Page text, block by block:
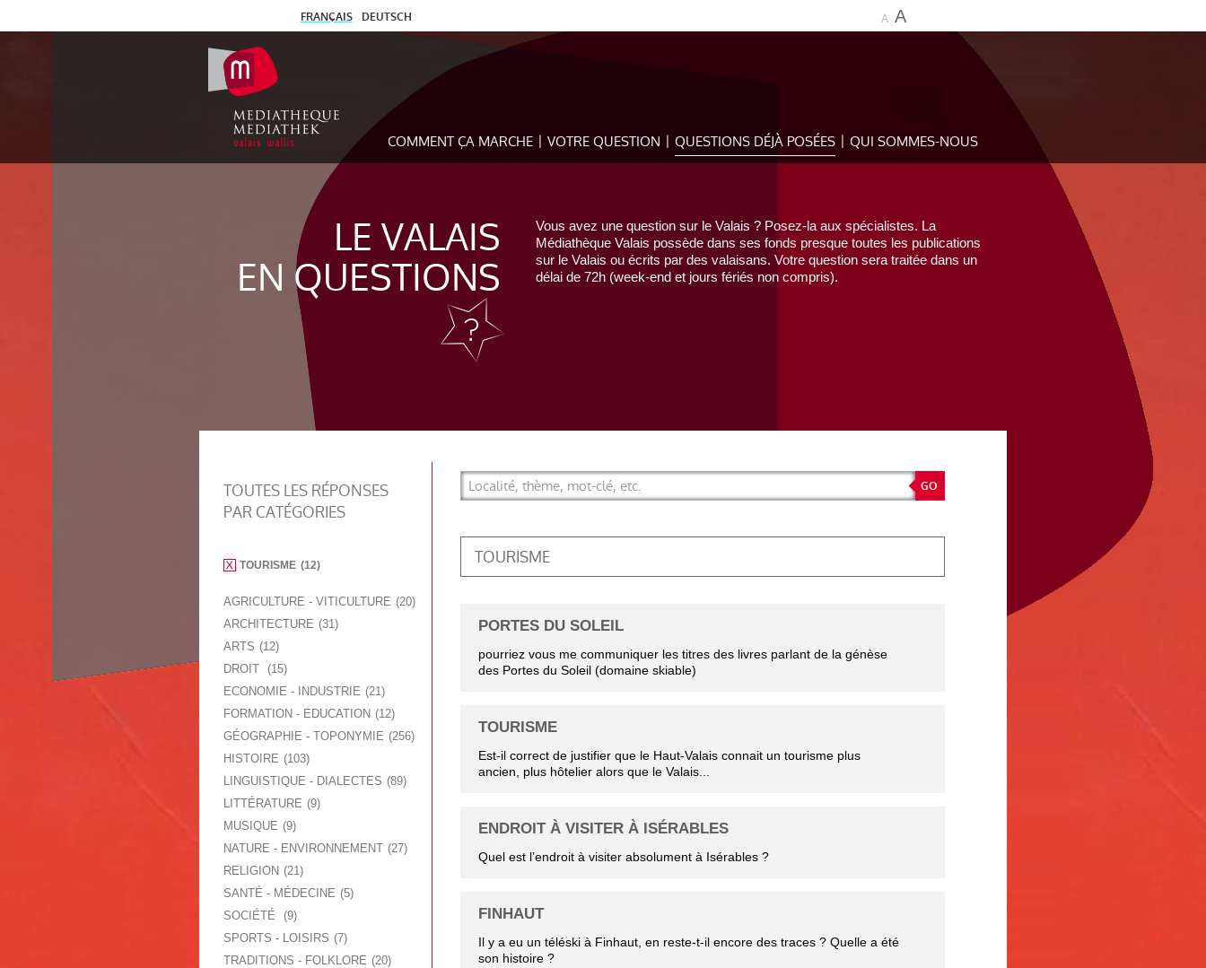
FRANÇAIS DEUTSCH A A
COMMENT ÇA MARCHE VOTRE QUESTION QUESTIONS DÉJÀ POSÉES QUI SOMMES-NOUS
LE VALAIS
EN QUESTIONS
Vous avez une question sur le Valais ? Posez-la aux spécialistes. La
Médiathèque Valais possède dans ses fonds presque toutes les publications
sur le Valais ou écrits par des valaisans. Votre question sera traitée dans un
délai de 72h (week-end et jours fériés non compris).
TOUTES LES RÉPONSES
PAR CATÉGORIES
AGRICULTURE - VITICULTURE
20
ARCHITECTURE
31
ARTS
12
DROIT
15
ECONOMIE - INDUSTRIE
21
FORMATION - EDUCATION
12
GÉOGRAPHIE - TOPONYMIE
256
HISTOIRE
103
LINGUISTIQUE - DIALECTES
89
LITTÉRATURE
9
MUSIQUE
9
NATURE - ENVIRONNEMENT 27
RELIGION
21
SANTÉ - MÉDECINE
5
SOCIÉTÉ
9
SPORTS - LOISIRS
7
TOURISME 12
TRADITIONS - FOLKLORE
20
TOURISME
PORTES DU SOLEIL
pourriez vous me communiquer les titres des livres parlant de la génèse
des Portes du Soleil (domaine skiable)
TOURISME
Est-il correct de justifier que le Haut-Valais connait un tourisme plus
ancien, plus hôtelier alors que le Valais...
ENDROIT À VISITER À ISÉRABLES
Quel est l’endroit à visiter absolument à Isérables ?
FINHAUT
Il y a eu un téléski à Finhaut, en reste-t-il encore des traces ? Quelle a été
son histoire ?